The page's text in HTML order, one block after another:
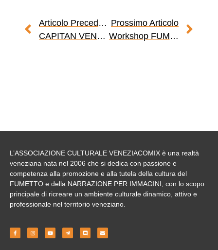
Articolo Precedente
CAPITAN VENEZIA & I CAPITANI ITALIANI
Prossimo Articolo
Workshop FUMETTIAMO con Melissa Zanella
L’ASSOCIAZIONE CULTURALE VENEZIACOMIX è una realtà
veneziana nata nel 2006 che si dedica con passione e
competenza alla promozione e alla tutela della cultura del
FUMETTO e della NARRAZIONE PER IMMAGINI, con lo scopo
principale di ricreare un ambiente culturale dinamico, attivo e
professionale nel territorio veneziano.